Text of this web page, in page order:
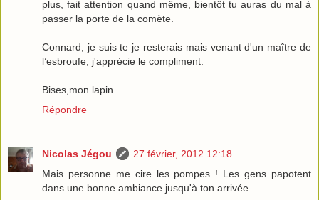
plus, fait attention quand même, bientôt tu auras du mal à
passer la porte de la comète.
Connard, je suis te je resterais mais venant d'un maître de
l’esbroufe, j'apprécie le compliment.
Bises,mon lapin.
Répondre
Nicolas Jégou
27 février, 2012 12:18
Mais personne me cire les pompes ! Les gens papotent
dans une bonne ambiance jusqu'à ton arrivée.